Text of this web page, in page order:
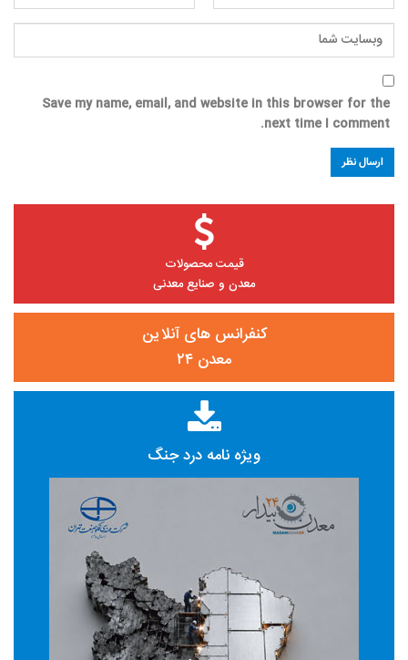
Save my name, email, and website in this browser for the
next time I comment.
قیمت محصولات
معدن و صنایع معدنی
کنفرانس های آنلاین
معدن ۲۴
ویژه نامه درد جنگ